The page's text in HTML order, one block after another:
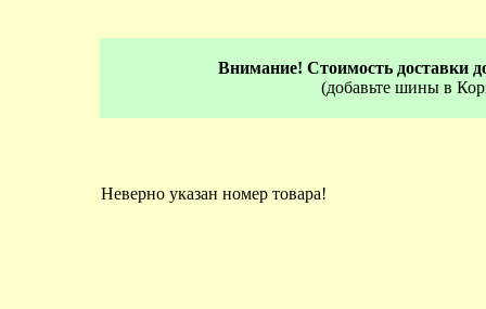
Внимание! Стоимость доставки
(добавьте шины в
Неверно указан номер товара!